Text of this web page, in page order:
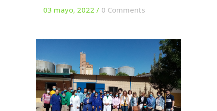
03 mayo, 2022 / 0 Comments